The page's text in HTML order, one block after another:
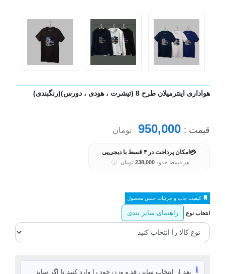
هواداری اینترمیلان طرح 8 (تیشرت ، هودی ، دورس)(رنگبندی)
قیمت : 950,000 تومان
💳 امکان پرداخت در ۴ قسط با دیجی‌پی
هر قسط حدود238,000 تومان ⓘ
کیفیت چاپ و جزئیات جنس محصول
انتخاب نوع راهنمای سایز بندی
ℹ️ بعد از انتخاب سایز، قد و وزن خود را وارد کنید تا اگر سایز